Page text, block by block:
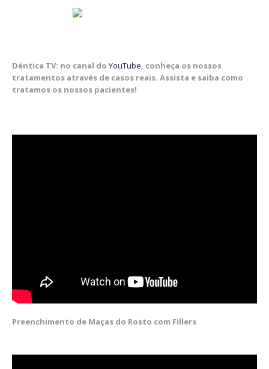
Déntica TV: no canal do YouTube , conheça os nossos
tratamentos através de casos reais. Assista e saiba como
tratamos os nossos pacientes!
Preenchimento de Maças do Rosto com Fillers